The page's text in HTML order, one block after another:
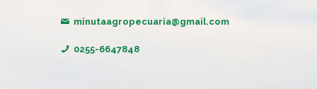
minutaagropecuaria@gmail.com
0255-6647848